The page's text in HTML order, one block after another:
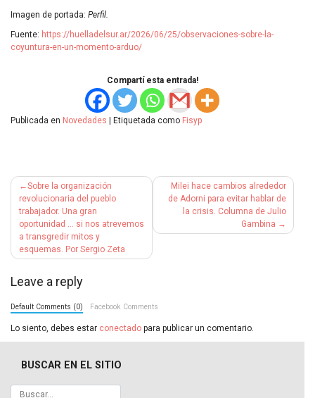
Imagen de portada: Perfil.
Fuente: https://huelladelsur.ar/2026/06/25/observaciones-sobre-la-
coyuntura-en-un-momento-arduo/
Compartí esta entrada!
Publicada en Novedades | Etiquetada como Fisyp
Navegación
de
entradas
Sobre la organización
revolucionaria del pueblo
trabajador. Una gran
oportunidad … si nos atrevemos
a transgredir mitos y
esquemas. Por Sergio Zeta
Milei hace cambios alrededor
de Adorni para evitar hablar de
la crisis. Columna de Julio
Gambina
Leave a reply
Default Comments (0) Facebook Comments
Lo siento, debes estar conectado para publicar un comentario.
BUSCAR EN EL SITIO